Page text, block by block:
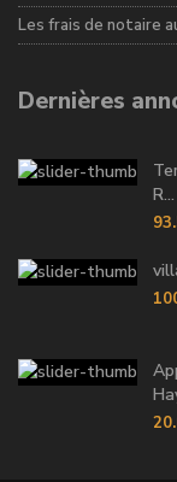
Les frais de notaire
Dernières
R...